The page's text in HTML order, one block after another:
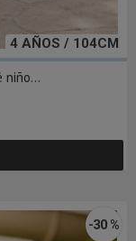
4 AÑOS / 104CM
niño...
-30 %